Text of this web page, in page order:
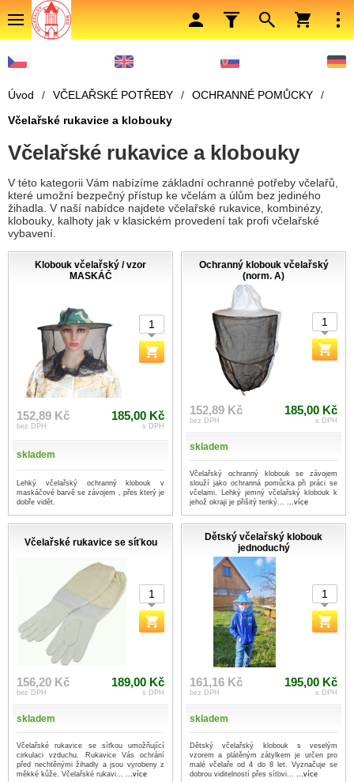
Úvod / VČELAŘSKÉ POTŘEBY / OCHRANNÉ POMŮCKY
/
Včelařské rukavice a klobouky
Včelařské rukavice a klobouky
V této kategorii Vám nabízíme základní ochranné potřeby včelařů,
které umožní bezpečný přístup ke včelám a úlům bez jediného
žihadla. V naší nabídce najdete včelařské rukavice, kombinézy,
klobouky, kalhoty jak v klasickém provedení tak profi včelařské
vybavení.
Klobouk včelařský / vzor
MASKÁČ
152,89 Kč
bez DPH
185,00 Kč
s DPH
skladem
Lehký včelařský ochranný klobouk v
maskáčové barvě se závojem , přes který je
dobře vidět.
Ochranný klobouk včelařský
(norm. A)
152,89 Kč
bez DPH
185,00 Kč
s DPH
skladem
Včelařský ochranný klobouk se závojem
slouží jako ochranná pomůcka při práci se
včelami. Lehký jemný včelařský klobouk k
jehož okraji je přišitý tenký... ...více
Včelařské rukavice se síťkou
156,20 Kč
bez DPH
189,00 Kč
s DPH
skladem
Včelařské rukavice se síťkou umožňující
cirkulaci vzduchu. Rukavice Vás ochrání
před nechtěnými žihadly a jsou vyrobeny z
měkké kůže. Včelařské rukavi... ...více
Dětský včelařský klobouk
jednoduchý
161,16 Kč
bez DPH
195,00 Kč
s DPH
skladem
Dětský včelařský klobouk s veselým
vzorem a plátěným zátylkem je určen pro
malé včelaře od 4 do 8 let. Vyznačuje se
dobrou viditelností přes síťovi... ...více